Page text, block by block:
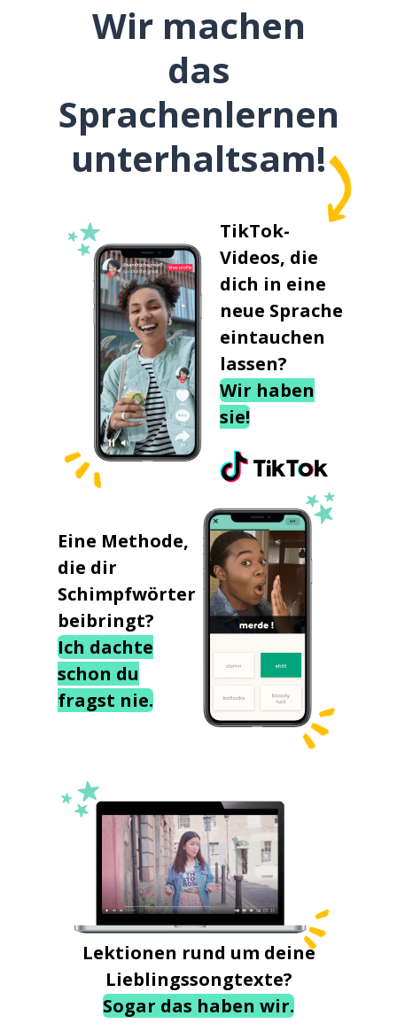
Wir machen
das
Sprachenlernen
unterhaltsam!
TikTok-
Videos, die
dich in eine
neue Sprache
eintauchen
lassen?
Wir haben
sie!
Eine Methode,
die dir
Schimpfwörter
beibringt?
Ich dachte
schon du
fragst nie.
Lektionen rund um deine
Lieblingssongtexte?
Sogar das haben wir.